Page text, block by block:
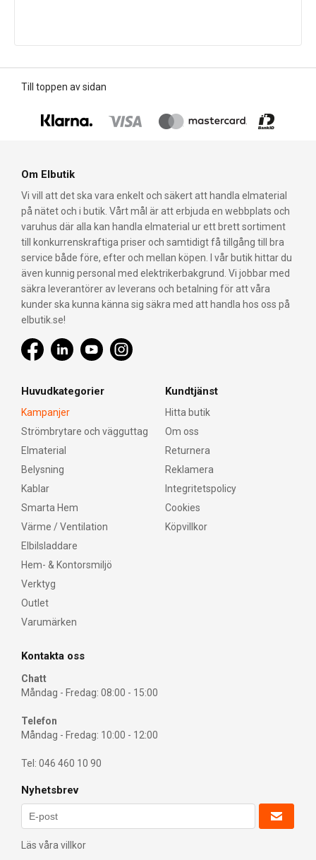
Till toppen av sidan
Om Elbutik
Vi vill att det ska vara enkelt och säkert att handla elmaterial
på nätet och i butik. Vårt mål är att erbjuda en webbplats och
varuhus där alla kan handla elmaterial ur ett brett sortiment
till konkurrenskraftiga priser och samtidigt få tillgång till bra
service både före, efter och mellan köpen. I vår butik hittar du
även kunnig personal med elektrikerbakgrund. Vi jobbar med
säkra leverantörer av leverans och betalning för att våra
kunder ska kunna känna sig säkra med att handla hos oss på
elbutik.se!
Huvudkategorier
Kampanjer
Strömbrytare och vägguttag
Elmaterial
Belysning
Kablar
Smarta Hem
Värme / Ventilation
Elbilsladdare
Hem- & Kontorsmiljö
Verktyg
Outlet
Varumärken
Kundtjänst
Hitta butik
Om oss
Returnera
Reklamera
Integritetspolicy
Cookies
Köpvillkor
Kontakta oss
Chatt
Måndag - Fredag: 08:00 - 15:00
Telefon
Måndag - Fredag: 10:00 - 12:00
Tel: 046 460 10 90
Nyhetsbrev
Läs våra villkor